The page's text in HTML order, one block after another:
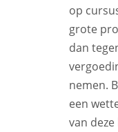
op
grote
dan
nemen.
een
van